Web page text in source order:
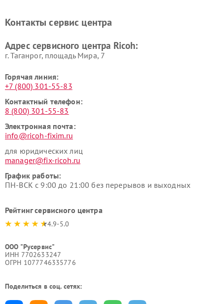
Контакты сервис центра
Адрес сервисного центра Ricoh:
г. Таганрог, площадь Мира, 7
Горячая линия:
+7 (800) 301-55-83
Контактный телефон:
8 (800) 301-55-83
Электронная почта:
info@ricoh-fixim.ru
для юридических лиц
manager@fix-ricoh.ru
График работы:
ПН-ВСК с 9:00 до 21:00 без перерывов и выходных
Рейтинг сервисного центра
4.9-5.0
ООО "Русервис"
ИНН 7702633247
ОГРН 1077746335776
Поделиться в соц. сетях: